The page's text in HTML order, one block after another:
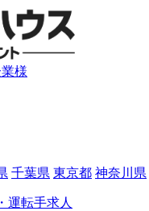
様
千葉県 東京都 神奈川県
運転手求人